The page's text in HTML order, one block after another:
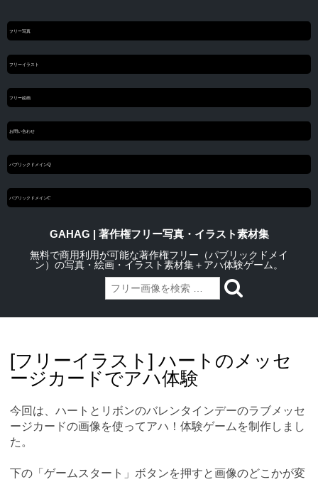
フリー写真
フリーイラスト
フリー絵画
お問い合わせ
パブリックドメインQ
パブリックドメインC
GAHAG | 著作権フリー写真・イラスト素材集
無料で商用利用が可能な著作権フリー（パブリックドメイ
ン）の写真・絵画・イラスト素材集＋アハ体験ゲーム。
content[フリーイラスト] ハートのメッセ
ージカードでアハ体験
今回は、ハートとリボンのバレンタインデーのラブメッセ
ージカードの画像を使ってアハ！体験ゲームを制作しまし
た。
下の「ゲームスタート」ボタンを押すと画像のどこかが変